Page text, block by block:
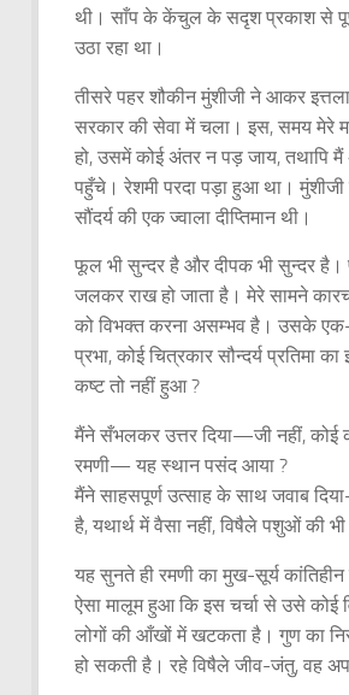
थी। साँप के केंचुल के सदृश प्रकाश से
उठा रहा था।
तीसरे पहर शौकीन मुंशीजी ने आकर
सरकार की सेवा में चला। इस, समय मेरे
हो, उसमें कोई अंतर न पड़ जाय, तथापि
पहुँचे। रेशमी परदा पड़ा हुआ था।
सौंदर्य की एक ज्वाला दीप्तिमान थी।
फूल भी सुन्दर है और दीपक भी सुन्दर
जलकर राख हो जाता है। मेरे सामने
को विभक्त करना असम्भव है। उसके एक-
प्रभा, कोई चित्रकार सौन्दर्य
कष्ट तो नहीं हुआ ?
मैंने सँभलकर उत्तर दिया—जी नहीं, कोई
रमणी— यह स्थान पसंद आया ?
मैंने साहसपूर्ण उत्साह के साथ जवाब
है, यथार्थ में वैसा नहीं, विषैले पशुओं की
यह सुनते ही रमणी का मुख-सूर्य
ऐसा मालूम हुआ कि इस चर्चा से उसे
लोगों की आँखों में खटकता है। गुण का
हो सकती है। रहे विषैले जीव-जंतु, वह